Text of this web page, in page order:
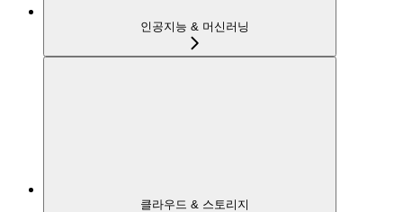
인공지능 & 머신러닝
클라우드 & 스토리지